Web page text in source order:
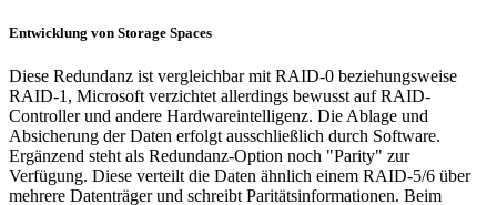
Entwicklung von Storage Spaces
Diese Redundanz ist vergleichbar mit RAID-0 beziehungsweise
RAID-1, Microsoft verzichtet allerdings bewusst auf RAID-
Controller und andere Hardwareintelligenz. Die Ablage und
Absicherung der Daten erfolgt ausschließlich durch Software.
Ergänzend steht als Redundanz-Option noch "Parity" zur
Verfügung. Diese verteilt die Daten ähnlich einem RAID-5/6 über
mehrere Datenträger und schreibt Paritätsinformationen. Beim